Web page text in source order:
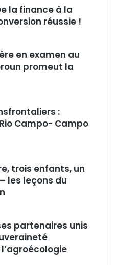
la finance à la
réussie !
en examen au
promeut la
:
Campo- Campo
trois enfants, un
les leçons du
partenaires unis